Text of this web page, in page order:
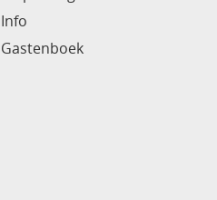
Info
Gastenboek